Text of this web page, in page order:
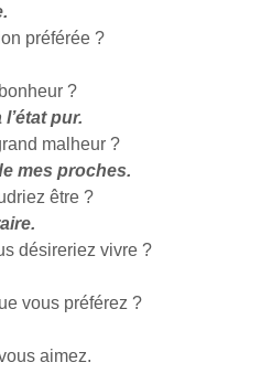
préférée ?
?
pur.
malheur ?
mes proches.
être ?
désireriez vivre ?
vous préférez ?
aimez.